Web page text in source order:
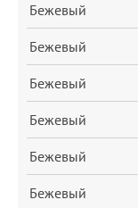
Бежевый
Бежевый
Бежевый
Бежевый
Бежевый
Бежевый